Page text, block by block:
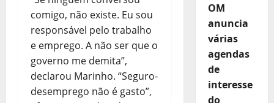
comigo, não existe. Eu sou
responsável pelo trabalho
e emprego. A não ser que o
governo me demita”,
declarou Marinho. “Seguro-
desemprego não é gasto”,
OM
anuncia
várias
agendas
de
interesse
do